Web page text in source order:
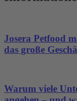
Josera Petfood
das große
Warum viele